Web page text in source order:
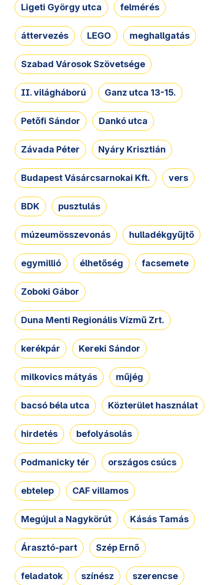
Ligeti György utca felmérés
áttervezés LEGO meghallgatás
Szabad Városok Szövetsége
II. világháború Ganz utca 13-15.
Petőfi Sándor Dankó utca
Závada Péter Nyáry Krisztián
Budapest Vásárcsarnokai Kft. vers
BDK pusztulás
múzeumösszevonás hulladékgyűjtő
egymillió élhetőség facsemete
Zoboki Gábor
Duna Menti Regionális Vízmű Zrt.
kerékpár Kereki Sándor
milkovics mátyás műjég
bacsó béla utca Közterület használat
hirdetés befolyásolás
Podmanicky tér országos csúcs
ebtelep CAF villamos
Megújul a Nagykörút Kásás Tamás
Árasztó-part Szép Ernő
feladatok színész szerencse